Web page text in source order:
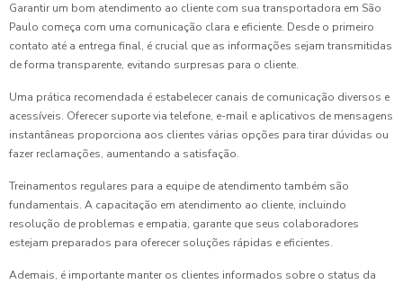
Garantir um bom atendimento ao cliente com sua transportadora em São
Paulo começa com uma comunicação clara e eficiente. Desde o primeiro
contato até a entrega final, é crucial que as informações sejam transmitidas
de forma transparente, evitando surpresas para o cliente.
Uma prática recomendada é estabelecer canais de comunicação diversos e
acessíveis. Oferecer suporte via telefone, e-mail e aplicativos de mensagens
instantâneas proporciona aos clientes várias opções para tirar dúvidas ou
fazer reclamações, aumentando a satisfação.
Treinamentos regulares para a equipe de atendimento também são
fundamentais. A capacitação em atendimento ao cliente, incluindo
resolução de problemas e empatia, garante que seus colaboradores
estejam preparados para oferecer soluções rápidas e eficientes.
Ademais, é importante manter os clientes informados sobre o status da